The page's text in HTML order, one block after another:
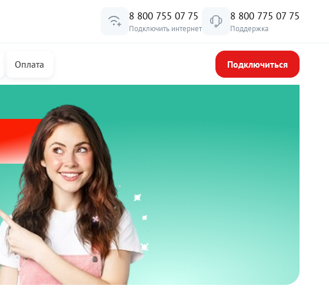
8 800 755 07 75
Подключить интернет
8 800 775 07 75
Поддержка
Оплата Подключиться